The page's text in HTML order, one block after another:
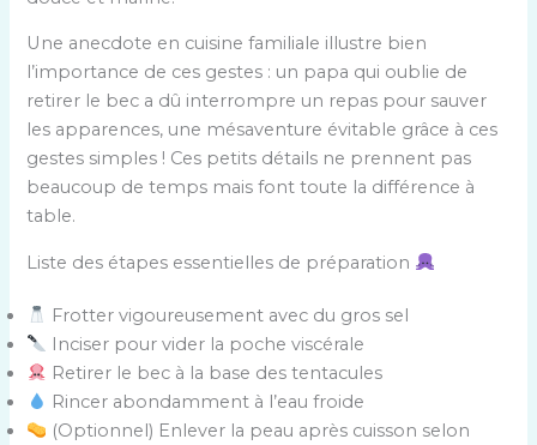
Une anecdote en cuisine familiale illustre bien
l’importance de ces gestes : un papa qui oublie de
retirer le bec a dû interrompre un repas pour sauver
les apparences, une mésaventure évitable grâce à ces
gestes simples ! Ces petits détails ne prennent pas
beaucoup de temps mais font toute la différence à
table.
Liste des étapes essentielles de préparation
Frotter vigoureusement avec du gros sel
Inciser pour vider la poche viscérale
Retirer le bec à la base des tentacules
Rincer abondamment à l’eau froide
(Optionnel) Enlever la peau après cuisson selon